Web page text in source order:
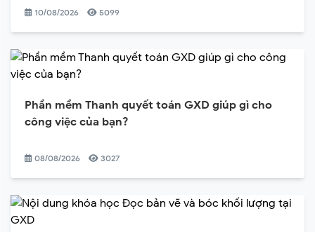
10/08/2026 5099
Phần mềm Thanh quyết toán GXD giúp gì cho
công việc của bạn?
08/08/2026 3027